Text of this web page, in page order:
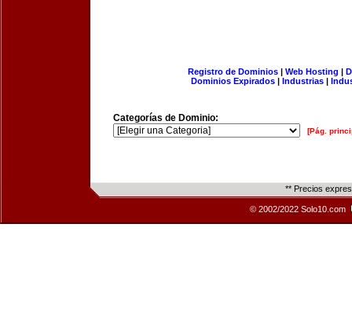
Registro de Dominios| Web Hosting |
Dominios Expirados | Industrias |
Categorías de Dominio:
[Pág.
** Precios
© 2002/2022 Solo10.com